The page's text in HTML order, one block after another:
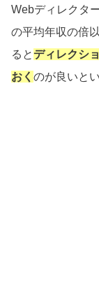
Webディレクタ
の平均年収の倍
ると ディレクシ
おく のが良いと